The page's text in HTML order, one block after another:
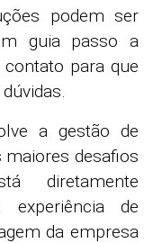
podem ser
guia passo a
para que
a gestão de
desafios
diretamente
experiência de
da empresa